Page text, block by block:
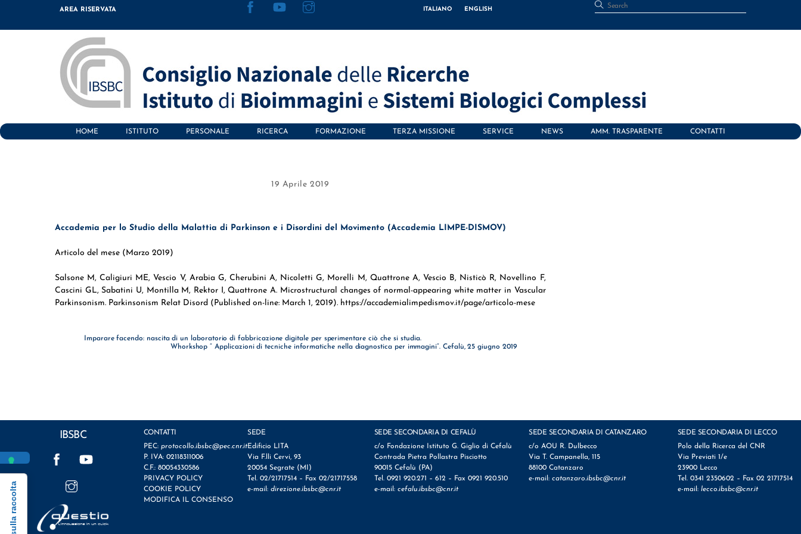
content
AREA RISERVATA ITALIANO ENGLISH
HOME ISTITUTO PERSONALE RICERCA FORMAZIONE TERZA MISSIONE SERVICE NEWS AMM. TRASPARENTE CONTATTI
19 Aprile 2019
Accademia per lo Studio della Malattia di Parkinson e i Disordini del Movimento (Accademia LIMPE-DISMOV)
Articolo del mese (Marzo 2019)
Salsone M, Caligiuri ME, Vescio V, Arabia G, Cherubini A, Nicoletti G, Morelli M, Quattrone A, Vescio B, Nisticò R, Novellino F,
Cascini GL, Sabatini U, Montilla M, Rektor I, Quattrone A. Microstructural changes of normal-appearing white matter in Vascular
Parkinsonism. Parkinsonism Relat Disord (Published on-line: March 1, 2019). https://accademialimpedismov.it/page/articolo-mese
Imparare facendo: nascita di un laboratorio di fabbricazione digitale per sperimentare ciò che si studia.
Whorkshop ” Applicazioni di tecniche informatiche nella diagnostica per immagini”. Cefalù, 25 giugno 2019
IBSBC
CONTATTI
PEC: protocollo.ibsbc@pec.cnr.it
P. IVA: 02118311006
C.F.: 80054330586
PRIVACY POLICY
COOKIE POLICY
MODIFICA IL CONSENSO
SEDE
Edificio LITA
Via F.lli Cervi, 93
20054 Segrate (MI)
Tel. 02/21717514 – Fax 02/21717558
e-mail:direzione.ibsbc@cnr.it
SEDE SECONDARIA DI CEFALÙ
c/o Fondazione Istituto G. Giglio di Cefalù
Contrada Pietra Pollastra Pisciotto
90015 Cefalù (PA)
Tel. 0921 920.271 – 612 – Fax 0921 920.510
e-mail: cefalu.ibsbc@cnr.it
SEDE SECONDARIA DI CATANZARO
c/o AOU R. Dulbecco
Via T. Campanella, 115
88100 Catanzaro
e-mail: catanzaro.ibsbc@cnr.it
SEDE SECONDARIA DI LECCO
Polo della Ricerca del CNR
Via Previati 1/e
23900 Lecco
Tel. 0341 2350602 – Fax 02 21717514
e-mail: lecco.ibsbc@cnr.it